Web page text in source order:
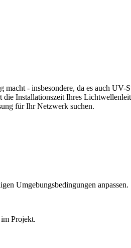
- insbesondere, da es auch UV-
Installationszeit Ihres
für Ihr Netzwerk suchen.
Umgebungsbedingungen anpassen.
Projekt.